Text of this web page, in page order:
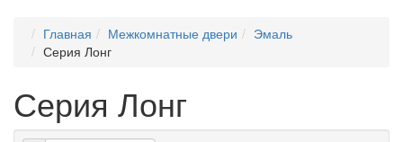
Главная Межкомнатные двери
Эмаль
Серия Лонг
Серия Лонг